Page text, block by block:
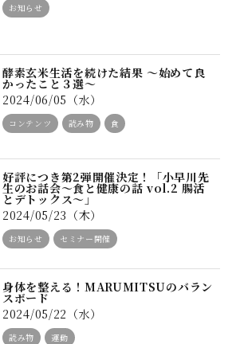
お知らせ
酵素玄米生活を続けた結果 〜始めて良
かったこと３選〜
2024/06/05（水）
コンテンツ 読み物 食
好評につき第2弾開催決定！「小早川先
生のお話会～食と健康の話 vol.2 腸活
とデトックス～」
2024/05/23（木）
お知らせ セミナー開催
身体を整える！MARUMITSUのバラン
スボード
2024/05/22（水）
読み物 運動